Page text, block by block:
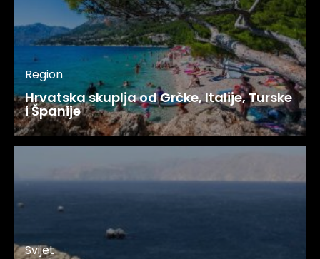
Region
Hrvatska skuplja od Grčke, Italije, Turske
i Španije
Svijet